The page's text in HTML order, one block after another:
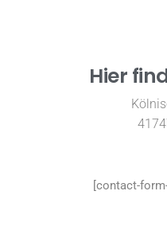
Hier
[contact-